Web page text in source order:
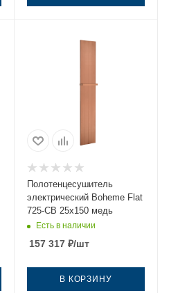
Полотенцесушитель
электрический Boheme Flat
725-CB 25х150 медь
Есть в наличии
157 317₽/шт
В КОРЗИНУ